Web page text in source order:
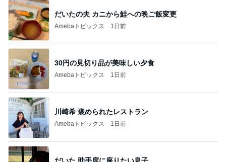
だいたの夫 カニから鮭への晩ご飯変更
Amebaトピックス 1日前
30円の見切り品が美味しい夕食
Amebaトピックス 1日前
川崎希 褒められたレストラン
Amebaトピックス 1日前
だいた 助手席に座りたい息子